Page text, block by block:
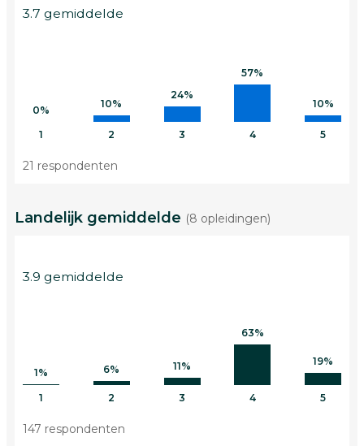
3.7 gemiddelde
0%
1
10%
2
24%
3
57%
4
10%
5
21 respondenten
Landelijk gemiddelde (8 opleidingen)
3.9 gemiddelde
1%
1
6%
2
11%
3
63%
4
19%
5
147 respondenten